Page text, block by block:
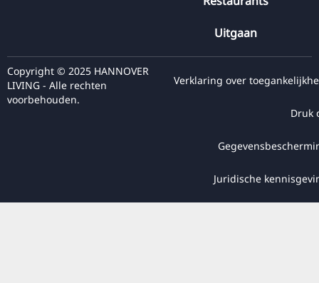
Uitgaan
Copyright © 2025 HANNOVER
LIVING - Alle rechten
voorbehouden.
Verklaring over
Druk
Juridische